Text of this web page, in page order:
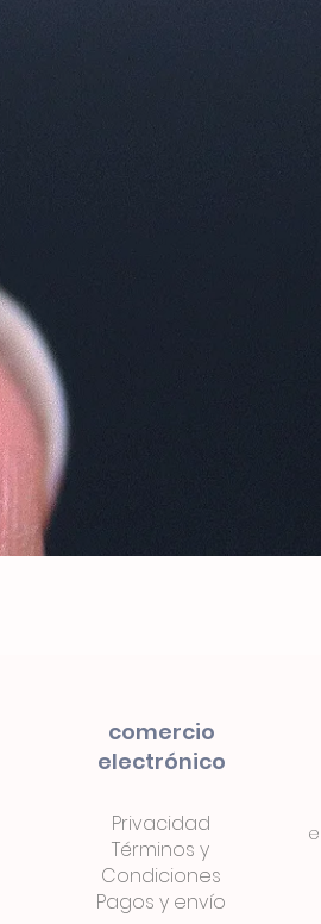
comercio
electrónico
Privacidad
Términos y
Condiciones
Pagos y envío